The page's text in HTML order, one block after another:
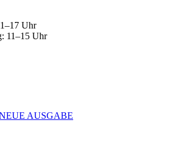
Uhr
11–15 Uhr
AUSGABE